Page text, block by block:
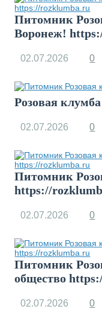
Питомник
Воронеж!
02.07.2026 0
Розовая
02.07.2026 0
Питомник
https://
02.07.2026 0
Питомник
общество
02.07.2026 0